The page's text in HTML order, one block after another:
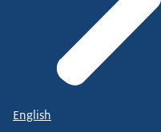
English